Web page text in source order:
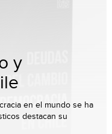
y
en el mundo se ha
destacan su